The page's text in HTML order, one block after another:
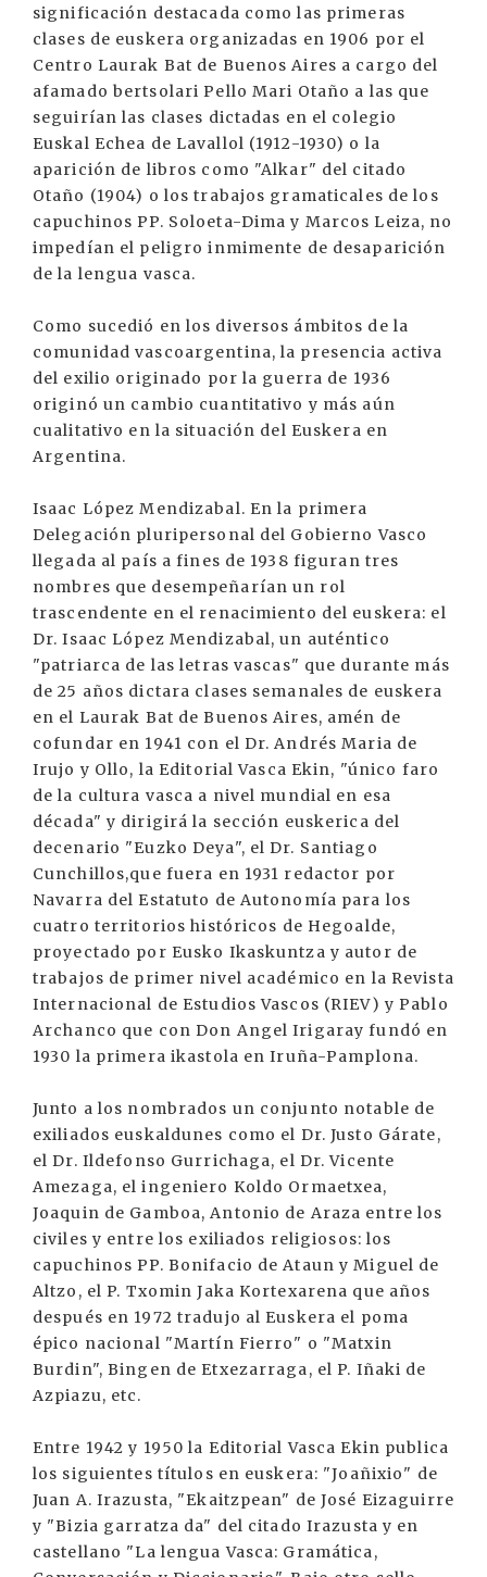
significación destacada como las primeras
clases de euskera organizadas en 1906 por el
Centro Laurak Bat de Buenos Aires a cargo del
afamado bertsolari Pello Mari Otaño a las que
seguirían las clases dictadas en el colegio
Euskal Echea de Lavallol (1912-1930) o la
aparición de libros como "Alkar" del citado
Otaño (1904) o los trabajos gramaticales de los
capuchinos PP. Soloeta-Dima y Marcos Leiza, no
impedían el peligro inmimente de desaparición
de la lengua vasca.
Como sucedió en los diversos ámbitos de la
comunidad vascoargentina, la presencia activa
del exilio originado por la guerra de 1936
originó un cambio cuantitativo y más aún
cualitativo en la situación del Euskera en
Argentina.
Isaac López Mendizabal. En la primera
Delegación pluripersonal del Gobierno Vasco
llegada al país a fines de 1938 figuran tres
nombres que desempeñarían un rol
trascendente en el renacimiento del euskera: el
Dr. Isaac López Mendizabal, un auténtico
"patriarca de las letras vascas" que durante más
de 25 años dictara clases semanales de euskera
en el Laurak Bat de Buenos Aires, amén de
cofundar en 1941 con el Dr. Andrés Maria de
Irujo y Ollo, la Editorial Vasca Ekin, "único faro
de la cultura vasca a nivel mundial en esa
década" y dirigirá la sección euskerica del
decenario "Euzko Deya", el Dr. Santiago
Cunchillos,que fuera en 1931 redactor por
Navarra del Estatuto de Autonomía para los
cuatro territorios históricos de Hegoalde,
proyectado por Eusko Ikaskuntza y autor de
trabajos de primer nivel académico en la Revista
Internacional de Estudios Vascos (RIEV) y Pablo
Archanco que con Don Angel Irigaray fundó en
1930 la primera ikastola en Iruña-Pamplona.
Junto a los nombrados un conjunto notable de
exiliados euskaldunes como el Dr. Justo Gárate,
el Dr. Ildefonso Gurrichaga, el Dr. Vicente
Amezaga, el ingeniero Koldo Ormaetxea,
Joaquin de Gamboa, Antonio de Araza entre los
civiles y entre los exiliados religiosos: los
capuchinos PP. Bonifacio de Ataun y Miguel de
Altzo, el P. Txomin Jaka Kortexarena que años
después en 1972 tradujo al Euskera el poma
épico nacional "Martín Fierro" o "Matxin
Burdin", Bingen de Etxezarraga, el P. Iñaki de
Azpiazu, etc.
Entre 1942 y 1950 la Editorial Vasca Ekin publica
los siguientes títulos en euskera: "Joañixio" de
Juan A. Irazusta, "Ekaitzpean" de José Eizaguirre
y "Bizia garratza da" del citado Irazusta y en
castellano "La lengua Vasca: Gramática,